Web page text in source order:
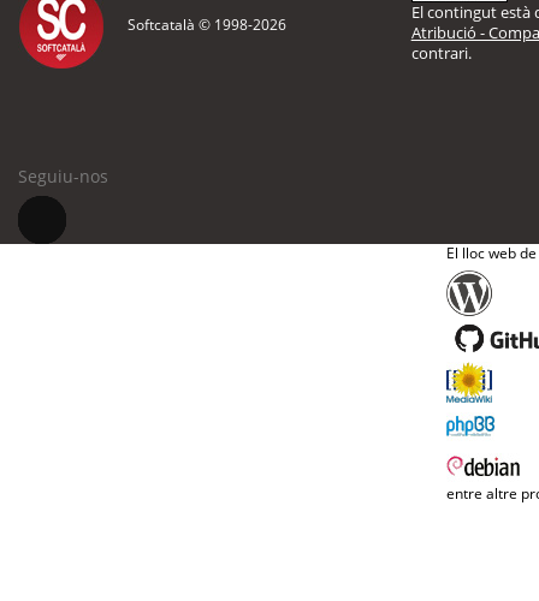
Softcatalà © 1998-2026
El contingut està
Atribució -
contrari.
Seguiu-nos
El lloc web
entre altre